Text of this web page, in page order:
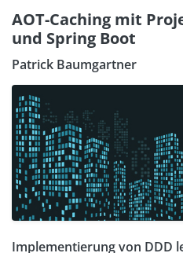
AOT-Caching mit
und Spring Boot
Patrick Baumgartner
Implementierung von DDD